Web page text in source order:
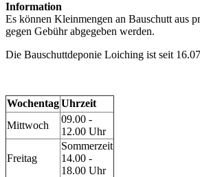
Information
Es können Kleinmengen an Bauschutt aus
gegen Gebühr abgegeben werden.
Die Bauschuttdeponie Loiching ist seit
WochentagUhrzeit
Mittwoch
09.00 -
12.00 Uhr
Freitag
Sommerzeit
14.00 -
18.00 Uhr